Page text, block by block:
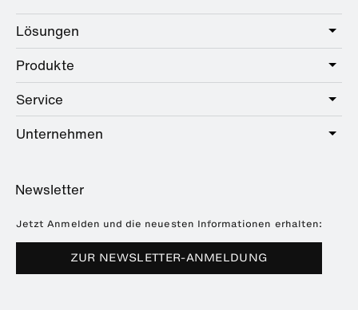
Lösungen
Care
Public
Hotel
Produkte
Sanitär
Beschläge
Händlersuche
Service
Serviceangebot
Seminare
Broschüren & Kataloge
Downloads
Häufig gestellte Fragen
Unternehmen
Referenzen
Presse
Messetermine
Nachhaltigkeit
Newsletter
Jetzt Anmelden und die neuesten Informationen erhalten:
ZUR NEWSLETTER-ANMELDUNG